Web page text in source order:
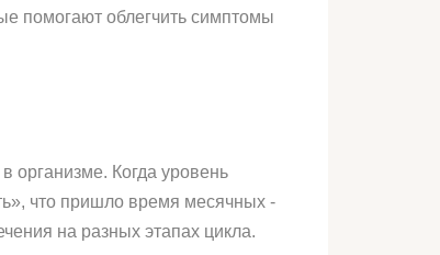
помогают облегчить симптомы
организме. Когда уровень
что пришло время месячных -
на разных этапах цикла.